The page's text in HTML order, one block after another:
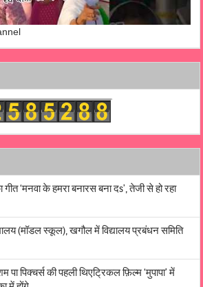
‘मनवा के हमरा बनारस बना दs’, तेजी से हो रहा
(मॉडल स्कूल), खगौल में विद्यालय प्रबंधन समिति
पिक्चर्स की पहली थिएट्रिकल फ़िल्म ‘मुपापा’ में